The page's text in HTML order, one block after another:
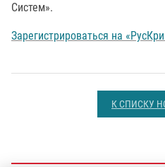
Систем».
Зарегистрироваться на
К СПИСКУ